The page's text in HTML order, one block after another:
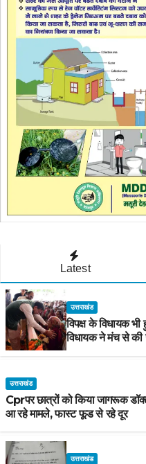
Latest
उत्तराखंड
विपक्ष के विधायक भी
विधायक ने मंच से
उत्तराखंड
Cprपर छात्रों को किया जागरूक
आ रहे मामले, फास्ट फूड से रहे दूर
उत्तराखंड